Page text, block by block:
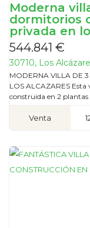
Moderna
dormitorios
privada en
544.841 €
30710, Los
MODERNA VILLA DE
LOS ALCAZARES Esta
construida en 2 plantas
Venta